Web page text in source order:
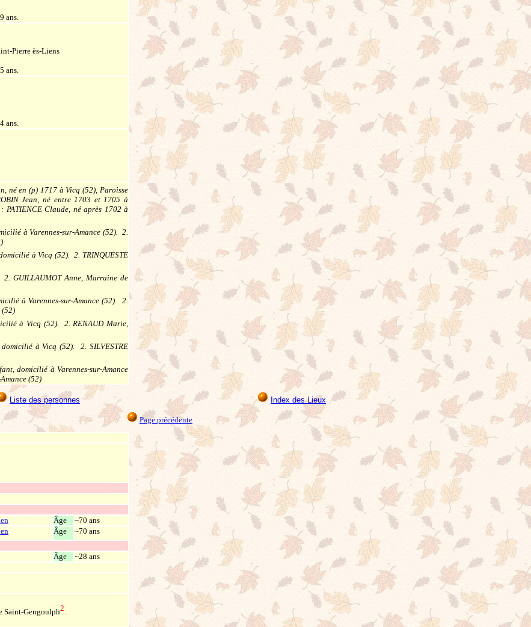
ans.
Pierre ès-Liens
ans.
ans.
né en (p) 1717 à Vicq (52), Paroisse
Jean, né entre 1703 et 1705 à
Claude, né après 1702 à
à Varennes-sur-Amance (52). 2.
à Vicq (52). 2. TRINQUESTE
GUILLAUMOT Anne, Marraine de
à Varennes-sur-Amance (52). 2.
(52)
à Vicq (52). 2. RENAUD Marie,
à Vicq (52). 2. SILVESTRE
domicilié à Varennes-sur-Amance
(52)
Liste des personnes Index des Lieux
Page précédente
Âge
~70 ans
Âge
~70 ans
Âge
~28 ans
Saint-Gengoulph2.